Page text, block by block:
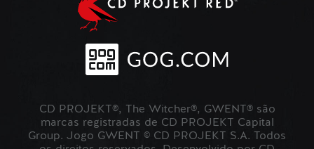
CD PROJEKT®, The Witcher®, GWENT® são
marcas registradas de CD PROJEKT Capital
Group. Jogo GWENT © CD PROJEKT S.A. Todos